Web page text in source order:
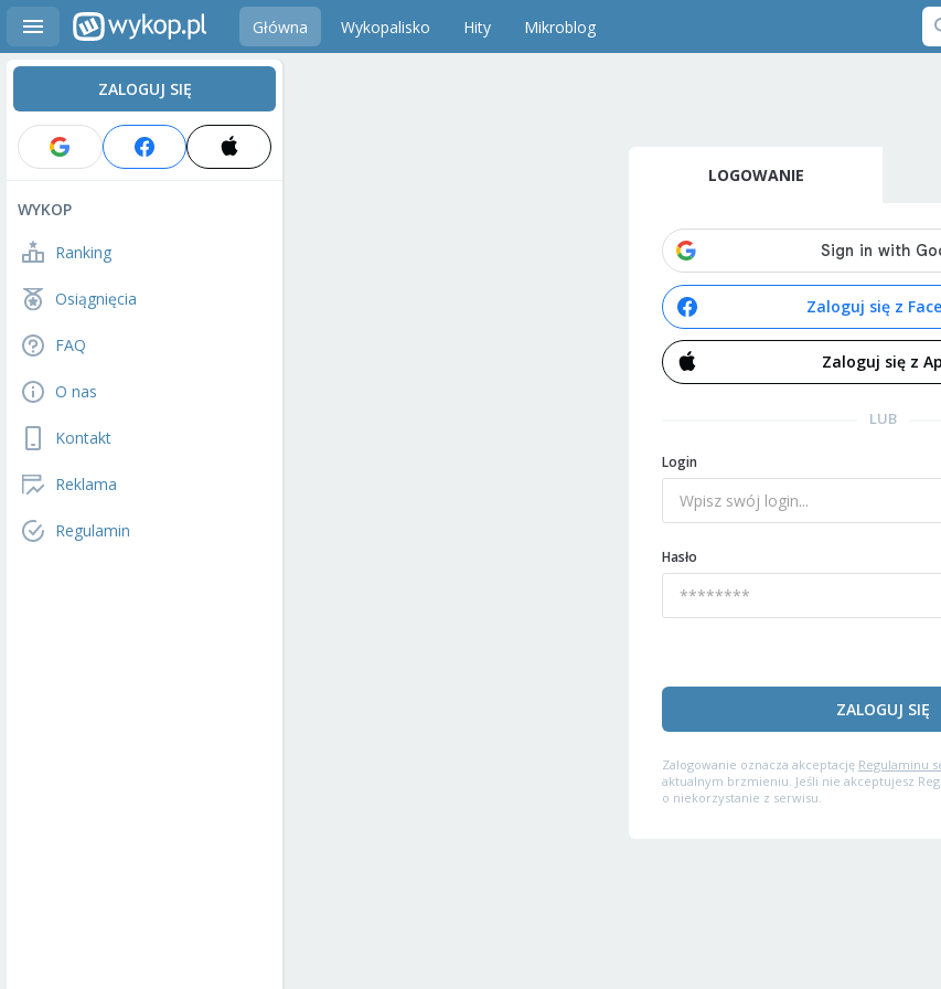
Główna Wykopalisko Hity Mikroblog
ZALOGUJ SIĘ
WYKOP
Ranking
Osiągnięcia
FAQ
O nas
Kontakt
Reklama
Regulamin
LOGOWANIE
Zaloguj się z
Zaloguj się z
LUB
Login
Hasło
ZALOGUJ SIĘ
Zalogowanie oznacza akceptację Regulaminu
aktualnym brzmieniu. Jeśli nie akceptujesz
o niekorzystanie z serwisu.